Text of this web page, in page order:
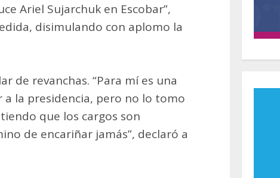
Ariel Sujarchuk en Escobar”,
disimulando con aplomo la
de revanchas. “Para mí es una
la presidencia, pero no lo tomo
que los cargos son
de encariñar jamás”, declaró a